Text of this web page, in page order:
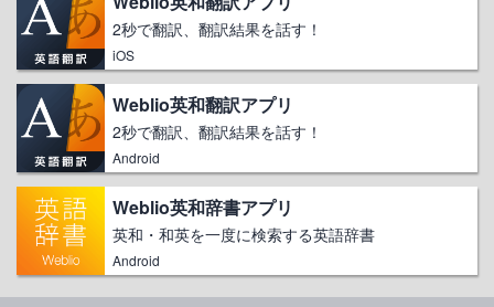
2秒で翻訳、翻訳結果を話す！
iOS
Weblio英和翻訳アプリ
2秒で翻訳、翻訳結果を話す！
Android
Weblio英和辞書アプリ
英和・和英を一度に検索する英語辞書
Android